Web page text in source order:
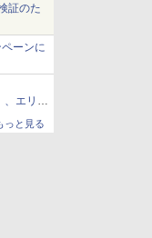
証のた
ーンに
、エリア
っと見る